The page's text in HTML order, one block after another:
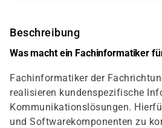
Beschreibung
Was macht ein Fachinformatiker
Fachinformatiker der
realisieren kundenspezifische
Kommunikationslösungen.
und Softwarekomponenten zu